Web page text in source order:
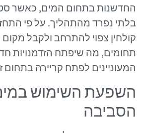
החדשנות בתחום המים, כאשר
בלתי נפרד מהתהליך. על פי
קולחין צפוי להתרחב ולקבל מקום
תחומים, מה שיפתח הזדמנויות
המעוניינים לפתח קריירה בתחום
השפעת השימוש
הסביבה